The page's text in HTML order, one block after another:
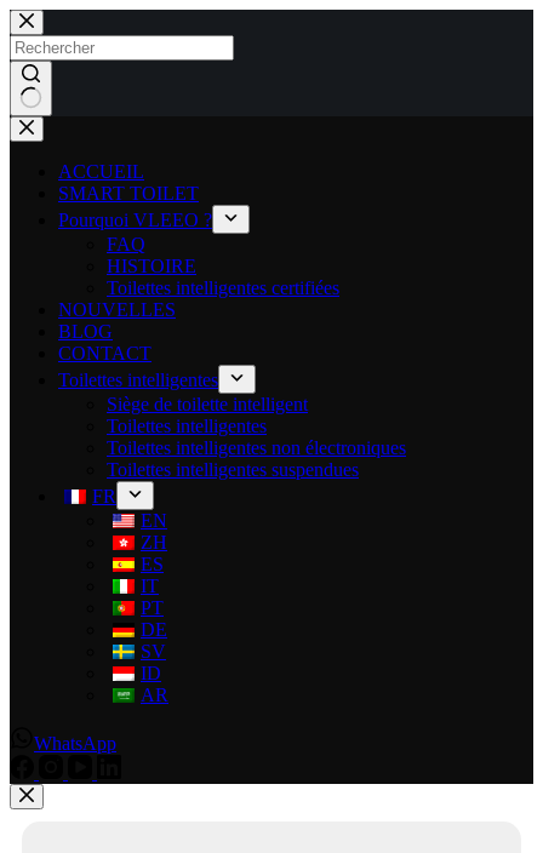
ACCUEIL
SMART TOILET
Pourquoi VLEEO ?
FAQ
HISTOIRE
Toilettes intelligentes certifiées
NOUVELLES
BLOG
CONTACT
Toilettes intelligentes
Siège de toilette intelligent
Toilettes intelligentes
Toilettes intelligentes non électroniques
Toilettes intelligentes suspendues
FR
EN
ZH
ES
IT
PT
DE
SV
ID
AR
WhatsApp